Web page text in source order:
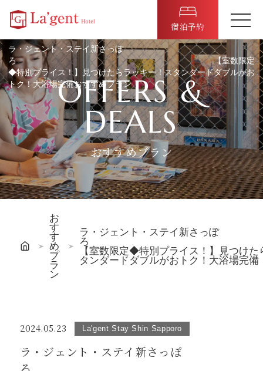
宿泊予約
ラ・ジェント・ステイ新さっぽ
ろ 【室数限定
◆特別プライス！】見つけたらラッキー！スタンダードダブルがお
トク！大浴場完備おすすめプラン
OFFERS &
DEALS
おすすめプラン
お
す
す
め
プ
ラ
ン
ラ・ジェント・ステイ新さっぽ
【室数限定◆特別プライス！】見つけた
タンダードダブルがおトク！大浴場完備
2024.05.23 La'gent Stay Shin Sapporo
ラ・ジェント・ステイ新さっぽ
ろ